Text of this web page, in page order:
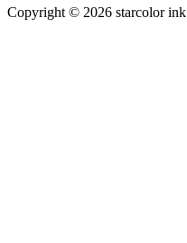
Copyright © 2026 starcolor ink